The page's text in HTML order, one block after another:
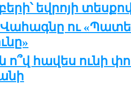
եվրոյի
ու
ո՞վ հավես ունի